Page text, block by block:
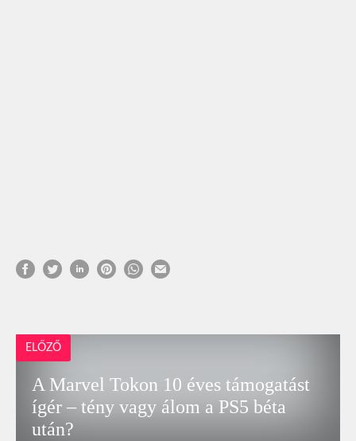
ELŐZŐ
A Marvel Tokon 10 éves támogatást
ígér – tény vagy álom a PS5 béta
után?